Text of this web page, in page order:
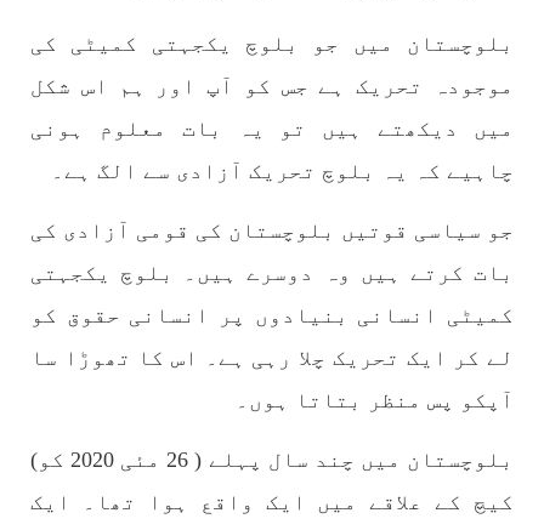
بلوچ اسٹوڈنٹس آرگنائزیشن کے مرکزی ترجمان نے
اظہار کرتے ہوئے کہا ہے کہ بلوچستان میں
ساتھ جاری ہیں۔
بلوچستان میں جو بلوچ یکجہتی کمیٹی کی
موجودہ تحریک ہے جس کو آپ اور ہم اس شکل
میں دیکھتے ہیں تو یہ بات معلوم ہونی
چاہیے کہ یہ بلوچ تحریک آزادی سے الگ ہے۔
جو سیاسی قوتیں بلوچستان کی قومی آزادی کی
بات کرتے ہیں وہ دوسرے ہیں۔ بلوچ یکجہتی
کمیٹی انسانی بنیادوں پر انسانی حقوق کو
لے کر ایک تحریک چلا رہی ہے۔ اس کا تھوڑا سا
آپکو پس منظر بتاتا ہوں۔
بلوچستان میں چند سال پہلے ( 26 مئی 2020 کو)
کیچ کے علاقے میں ایک واقع ہوا تھا۔ ایک